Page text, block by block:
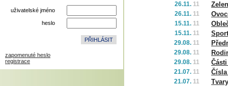
uživatelské jméno
heslo
zapomenuté heslo
registrace
26.11. 11
26.11. 11
15.11. 11
15.11. 11
29.08. 11
29.08. 11
29.08. 11
21.07. 11 Čísla
21.07. 11 Tvary